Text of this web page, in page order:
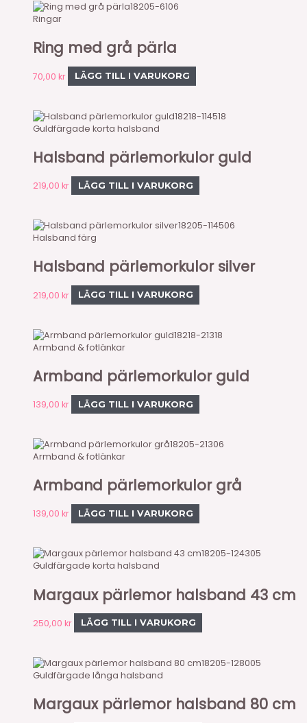
18205-6106
Ringar
Ring med grå pärla
70,00 kr LÄGG TILL I VARUKORG
18218-114518
Guldfärgade korta halsband
Halsband pärlemorkulor guld
219,00 kr LÄGG TILL I VARUKORG
18205-114506
Halsband färg
Halsband pärlemorkulor silver
219,00 kr LÄGG TILL I VARUKORG
18218-21318
Armband & fotlänkar
Armband pärlemorkulor guld
139,00 kr LÄGG TILL I VARUKORG
18205-21306
Armband & fotlänkar
Armband pärlemorkulor grå
139,00 kr LÄGG TILL I VARUKORG
18205-124305
Guldfärgade korta halsband
Margaux pärlemor halsband 43 cm
250,00 kr LÄGG TILL I VARUKORG
18205-128005
Guldfärgade långa halsband
Margaux pärlemor halsband 80 cm